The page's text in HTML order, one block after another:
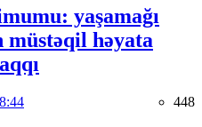
yaşamağı
müstəqil həyata
448